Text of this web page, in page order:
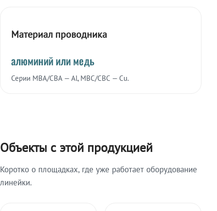
Материал проводника
алюминий или медь
Серии МВА/СВА — Al, МВС/СВС — Cu.
Объекты с этой продукцией
Коротко о площадках, где уже работает оборудование
линейки.